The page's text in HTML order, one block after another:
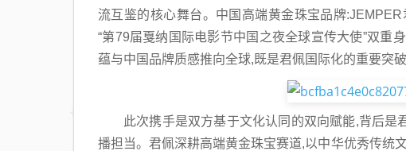
流互鉴的核心舞台。中国高端黄金珠宝品牌
“第79届戛纳国际电影节中国之夜全球宣传大使”双重
蕴与中国品牌质感推向全球,既是君佩国际化的重要突
此次携手是双方基于文化认同的双向赋能,背后
播担当。君佩深耕高端黄金珠宝赛道,以中华优秀传统